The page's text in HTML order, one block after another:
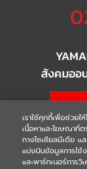
สังคมออ
เราใช้คุกกี้เพื่อช่วย
เนื้อหาและโฆษณาที่
ทางโซเชียลมีเดีย แ
แบ่งปันข้อมูลการใช้
และพาร์ทเนอร์การวิ